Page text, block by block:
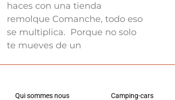
haces con una tienda
remolque Comanche, todo eso
se multiplica. Porque no solo
te mueves de un
Qui sommes nous
Camping-cars